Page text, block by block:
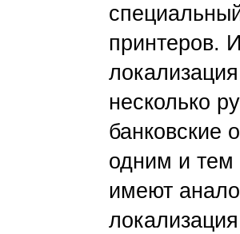
принтеров.
несколько
банковские
одним и тем
имеют